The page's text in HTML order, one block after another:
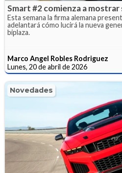
Smart #2 comienza a mostrar
Esta semana la firma alemana
adelantará cómo lucirá la nueva
biplaza.
Marco Angel Robles Rodriguez
Lunes, 20 de abril de 2026
Novedades